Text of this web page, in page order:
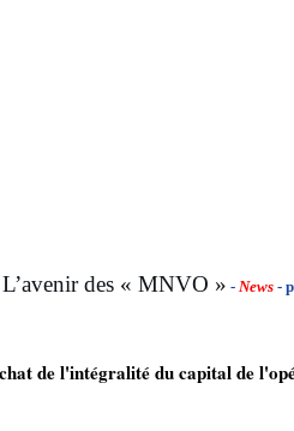
des « MNVO » - News -
de l'intégralité du capital de